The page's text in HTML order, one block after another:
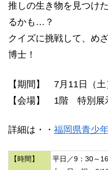
推しの生き物を見つけ
るかも…？
クイズに挑戦して、め
博士！
【期間】 7月11日（土
【会場】 1階 特別展
詳細は・・ 福岡県青少
【時間】
平日／9：30～